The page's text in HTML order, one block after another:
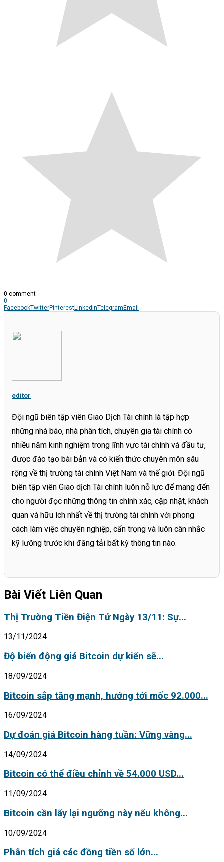
0 comment
0
FacebookTwitterPinterestLinkedinTelegramEmail
editor
Đội ngũ biên tập viên Giao Dịch Tài chính là tập hợp
những nhà báo, nhà phân tích, chuyên gia tài chính có
nhiều năm kinh nghiệm trong lĩnh vực tài chính và đầu tư,
được đào tạo bài bản và có kiến thức chuyên môn sâu
rộng về thị trường tài chính Việt Nam và thế giới. Đội ngũ
biên tập viên Giao dịch Tài chính luôn nỗ lực để mang đến
cho người đọc những thông tin chính xác, cập nhật, khách
quan và hữu ích nhất về thị trường tài chính với phong
cách làm việc chuyên nghiệp, cẩn trọng và luôn cân nhắc
kỹ lưỡng trước khi đăng tải bất kỳ thông tin nào.
Bài Viết Liên Quan
Thị Trường Tiền Điện Tử Ngày 13/11: Sự...
13/11/2024
Độ biến động giá Bitcoin dự kiến sẽ...
18/09/2024
Bitcoin sắp tăng mạnh, hướng tới mốc 92.000...
16/09/2024
Dự đoán giá Bitcoin hàng tuần: Vững vàng...
14/09/2024
Bitcoin có thể điều chỉnh về 54.000 USD...
11/09/2024
Bitcoin cần lấy lại ngưỡng này nếu không...
10/09/2024
Phân tích giá các đồng tiền số lớn...